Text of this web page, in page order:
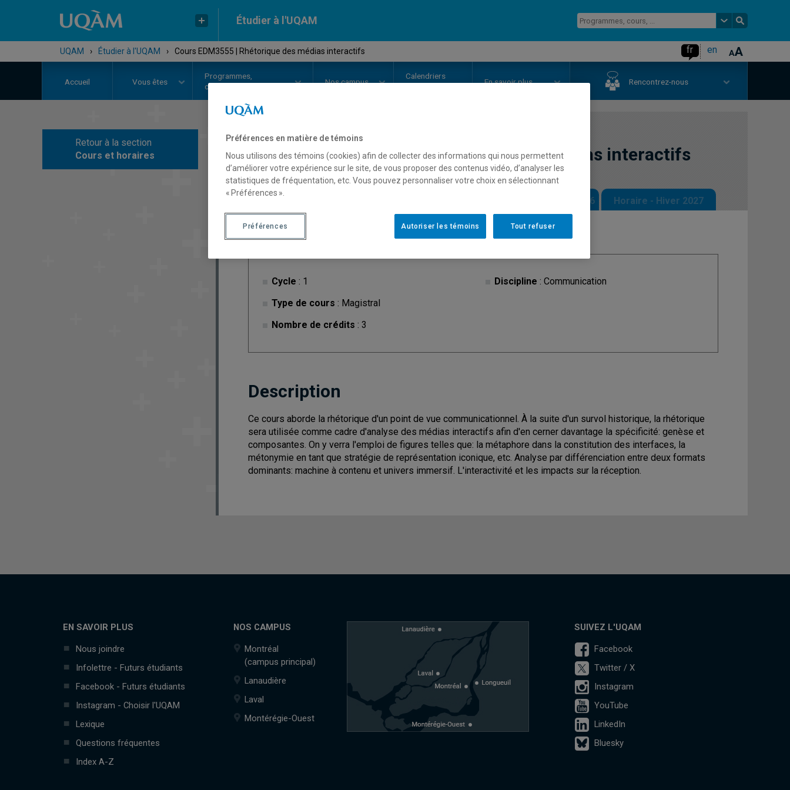
Étudier à l'UQAM
UQAM › Étudier à l'UQAM › Cours EDM3555 | Rhétorique des médias interactifs fr en
Accueil Vous êtes
Programmes,
cours et admission
Noscampus
Calendriers
En savoir plus Rencontrez-nous
Retour à la section
Cours et horaires
COURS// EDM3555-Rhétorique des médias interactifs
Horaire - Automne 2026 Horaire - Hiver 2027
Cycle : 1
Type de cours : Magistral
Nombre de crédits : 3
Discipline : Communication
Description
Ce cours aborde la rhétorique d'un point de vue communicationnel. À la suite d'un survol historique, la rhétorique
sera utilisée comme cadre d'analyse des médias interactifs afin d'en cerner davantage la spécificité: genèse et
composantes. On y verra l'emploi de figures telles que: la métaphore dans la constitution des interfaces, la
métonymie en tant que stratégie de représentation iconique, etc. Analyse par différenciation entre deux formats
dominants: machine à contenu et univers immersif. L'interactivité et les impacts sur la réception.
EN SAVOIR PLUS
Nous joindre
Infolettre - Futurs étudiants
Facebook - Futurs étudiants
Instagram - Choisir l'UQAM
Lexique
Questions fréquentes
Index A-Z
NOS CAMPUS
Montréal
(campus principal)
Lanaudière
Laval
Montérégie-Ouest
SUIVEZ L'UQAM
Facebook
Twitter / X
Instagram
YouTube
LinkedIn
Bluesky
Préférences en matière de témoins
Nous utilisons des témoins (cookies) afin de collecter des informations qui nous permettent
d’améliorer votre expérience sur le site, de vous proposer des contenus vidéo, d’analyser les
statistiques de fréquentation, etc. Vous pouvez personnaliser votre choix en sélectionnant
« Préférences ».
Tout refuser
Autoriser les témoins
Préférences